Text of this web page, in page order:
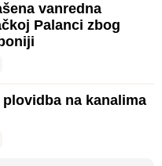
vanredna
Palanci zbog
na kanalima